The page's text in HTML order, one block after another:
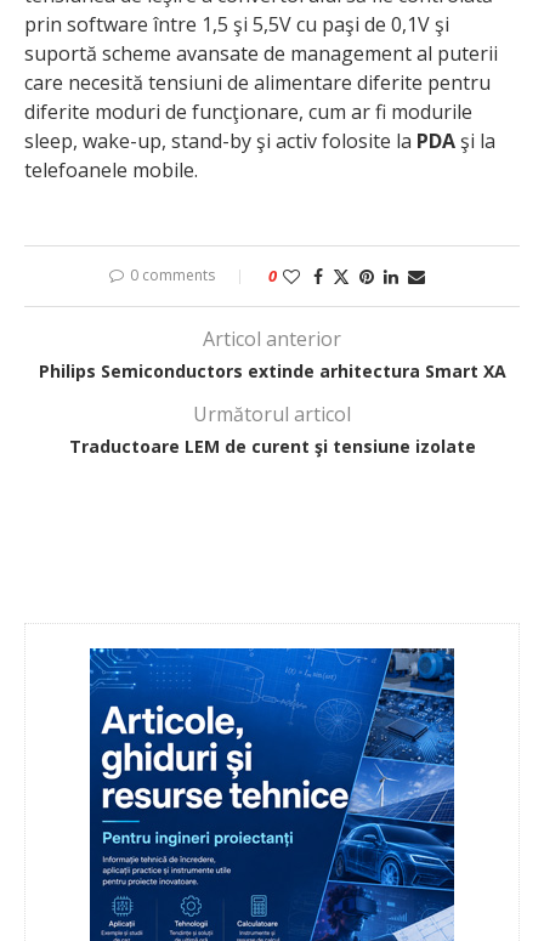
prin software între 1,5 şi 5,5V cu paşi de 0,1V şi
suportă scheme avansate de management al puterii
care necesită tensiuni de alimentare diferite pentru
diferite moduri de funcţionare, cum ar fi modurile
sleep, wake-up, stand-by şi activ folosite la PDAşi la
telefoanele mobile.
0 comments 0
Articol anterior
Philips Semiconductors extinde arhitectura Smart XA
Următorul articol
Traductoare LEM de curent şi tensiune izolate